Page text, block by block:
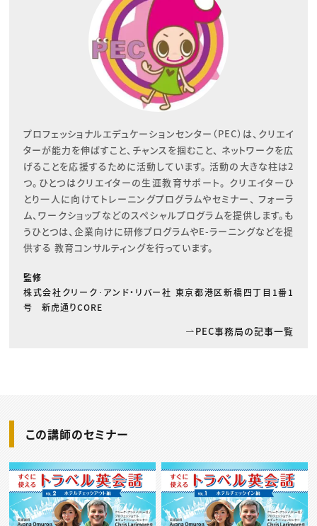
プロフェッショナルエデュケーションセンター（PEC）は、クリエイ
ターが能力を伸ばすこと、チャンスを掴むこと、 ネットワークを広
げることを応援するために活動しています。 活動の大きな柱は2
つ。ひとつはクリエイターの生涯教育サポート。 クリエイターひ
とり一人に向けてトレーニングプログラムやセミナー、 フォーラ
ム、ワークショップなどのスペシャルプログラムを提供します。も
うひとつは、企業向けに研修プログラムやE-ラーニングなどを提
供する 教育コンサルティングを行っています。
監修
株式会社クリーク･アンド・リバー社 東京都港区新橋四丁目1番1
号 新虎通りCORE
PEC事務局の記事一覧
この講師のセミナー